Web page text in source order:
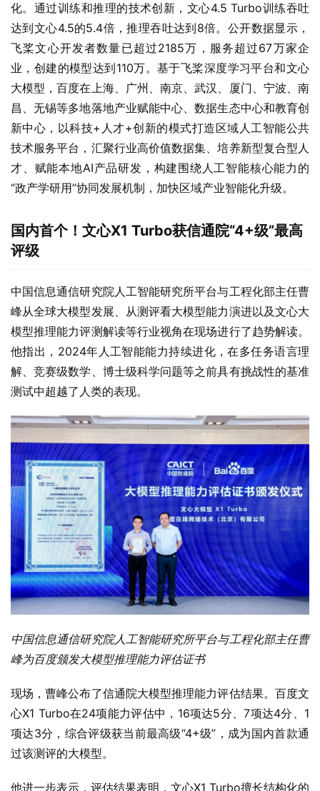
化。通过训练和推理的技术创新，文心4.5 Turbo训练吞吐
达到文心4.5的5.4倍，推理吞吐达到8倍。公开数据显示，
飞桨文心开发者数量已超过2185万，服务超过67万家企
业，创建的模型达到110万。基于飞桨深度学习平台和文心
大模型，百度在上海、广州、南京、武汉、厦门、宁波、南
昌、无锡等多地落地产业赋能中心、数据生态中心和教育创
新中心，以科技+人才+创新的模式打造区域人工智能公共
技术服务平台，汇聚行业高价值数据集、培养新型复合型人
才、赋能本地AI产品研发，构建围绕人工智能核心能力的
“政产学研用”协同发展机制，加快区域产业智能化升级。
国内首个！文心X1 Turbo获信通院“4+级”最高
评级
中国信息通信研究院人工智能研究所平台与工程化部主任曹
峰从全球大模型发展、从测评看大模型能力演进以及文心大
模型推理能力评测解读等行业视角在现场进行了趋势解读。
他指出，2024年人工智能能力持续进化，在多任务语言理
解、竞赛级数学、博士级科学问题等之前具有挑战性的基准
测试中超越了人类的表现。
中国信息通信研究院人工智能研究所平台与工程化部主任曹
峰为百度颁发大模型推理能力评估证书
现场，曹峰公布了信通院大模型推理能力评估结果。百度文
心X1 Turbo在24项能力评估中，16项达5分、7项达4分、1
项达3分，综合评级获当前最高级“4+级”，成为国内首款通
过该测评的大模型。
他进一步表示，评估结果表明，文心X1 Turbo擅长结构化的